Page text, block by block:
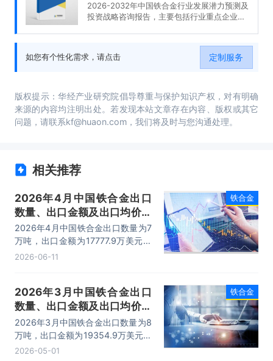
2026-2032年中国铁合金行业发展潜力预测及
投资战略咨询报告，主要包括行业重点企业分
如您有个性化需求，请点击
定制服务
版权提示：华经产业研究院倡导尊重与保护知识产权，对有明确
来源的内容均注明出处。若发现本站文章存在内容、版权或其它
问题，请联系kf@huaon.com，我们将及时与您沟通处理。
相关推荐
2026年4月中国铁合金出口
数量、出口金额及出口均价统
计分析
2026年4月中国铁合金出口数量为7
万吨，出口金额为17777.9万美元，
出口均价为2539.7美元/吨。
2026-06-11
铁合金
2026年3月中国铁合金出口
数量、出口金额及出口均价统
计分析
2026年3月中国铁合金出口数量为8
万吨，出口金额为19354.9万美元，
出口均价为2419.4美元/吨。
2026-05-01
铁合金